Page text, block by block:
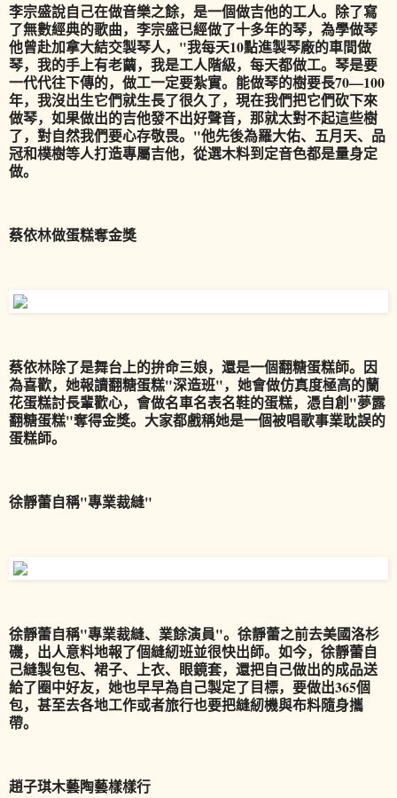
李宗盛說自己在做音樂之餘，是一個做吉他的工人。除了寫
了無數經典的歌曲，李宗盛已經做了十多年的琴，為學做琴
他曾赴加拿大結交製琴人，"我每天10點進製琴廠的車間做
琴，我的手上有老繭，我是工人階級，每天都做工。琴是要
一代代往下傳的，做工一定要紮實。能做琴的樹要長70—100
年，我沒出生它們就生長了很久了，現在我們把它們砍下來
做琴，如果做出的吉他發不出好聲音，那就太對不起這些樹
了，對自然我們要心存敬畏。"他先後為羅大佑、五月天、品
冠和樸樹等人打造專屬吉他，從選木料到定音色都是量身定
做。
蔡依林做蛋糕奪金獎
蔡依林除了是舞台上的拚命三娘，還是一個翻糖蛋糕師。因
為喜歡，她報讀翻糖蛋糕"深造班"，她會做仿真度極高的蘭
花蛋糕討長輩歡心，會做名車名表名鞋的蛋糕，憑自創"夢露
翻糖蛋糕"奪得金獎。大家都戲稱她是一個被唱歌事業耽誤的
蛋糕師。
徐靜蕾自稱"專業裁縫"
徐靜蕾自稱"專業裁縫、業餘演員"。徐靜蕾之前去美國洛杉
磯，出人意料地報了個縫紉班並很快出師。如今，徐靜蕾自
己縫製包包、裙子、上衣、眼鏡套，還把自己做出的成品送
給了圈中好友，她也早早為自己製定了目標，要做出365個
包，甚至去各地工作或者旅行也要把縫紉機與布料隨身攜
帶。
趙子琪木藝陶藝樣樣行